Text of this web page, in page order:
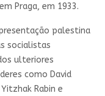
Praga, em 1933.
palestina
socialistas
ulteriores
como David
Rabin e